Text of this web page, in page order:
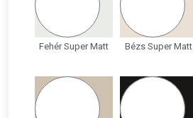
Fehér Super Matt Bézs Super Matt